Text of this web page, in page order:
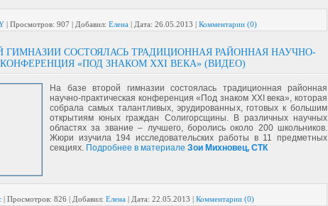
| Просмотров: 907 | Добавил: Елена | Дата: 26.05.2013 | Комментарии (0)
ГИМНАЗИИ СОСТОЯЛАСЬ ТРАДИЦИОННАЯ РАЙОННАЯ НАУЧНО-
«ПОД ЗНАКОМ ХХI ВЕКА» (ВИДЕО)
На базе второй гимназии состоялась традиционная районная
научно-практическая конференция «Под знаком ХХI века», которая
собрала самых талантливых, эрудированных, готовых к большим
открытиям юных граждан Солигорсщины. В различных научных
областях за звание – лучшего, боролись около 200 школьников.
Жюри изучила 194 исследовательских работы в 11 предметных
секциях. Подробнее в материале Зои Михновец, СТК
| Просмотров: 826 | Добавил: Елена | Дата: 22.05.2013 | Комментарии (0)